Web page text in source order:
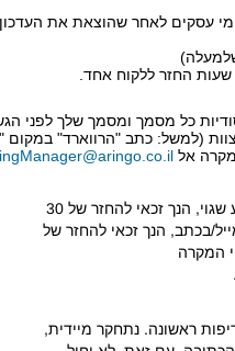
כל מסמך ומסמך שלך לפני
אל
אם חבר צוות הציג לך כעובדה מידע שגוי, הנך זכאי להחזר של 30
בכתב, הנך זכאי להחזר של
המקרה
ראשונה. נתחקר מיידית,